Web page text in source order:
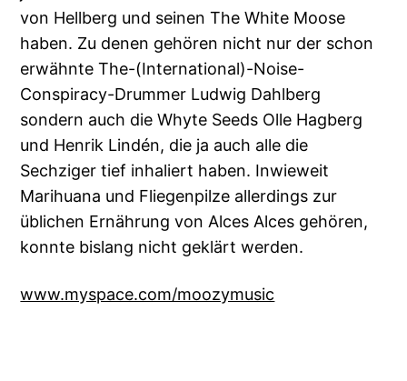
von Hellberg und seinen The White Moose
haben. Zu denen gehören nicht nur der schon
erwähnte The-(International)-Noise-
Conspiracy-Drummer Ludwig Dahlberg
sondern auch die Whyte Seeds Olle Hagberg
und Henrik Lindén, die ja auch alle die
Sechziger tief inhaliert haben. Inwieweit
Marihuana und Fliegenpilze allerdings zur
üblichen Ernährung von Alces Alces gehören,
konnte bislang nicht geklärt werden.
www.myspace.com/moozymusic